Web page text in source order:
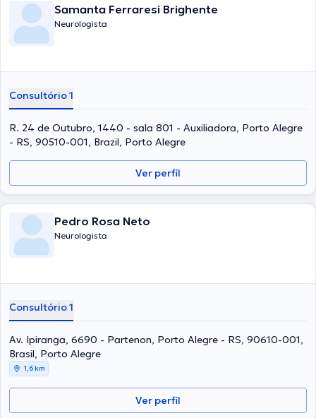
Samanta Ferraresi Brighente
Neurologista
Consultório 1
R. 24 de Outubro, 1440 - sala 801 - Auxiliadora, Porto Alegre
- RS, 90510-001, Brazil, Porto Alegre
Ver perfil
Pedro Rosa Neto
Neurologista
Consultório 1
Av. Ipiranga, 6690 - Partenon, Porto Alegre - RS, 90610-001,
Brasil, Porto Alegre
1,6 km
Ver perfil